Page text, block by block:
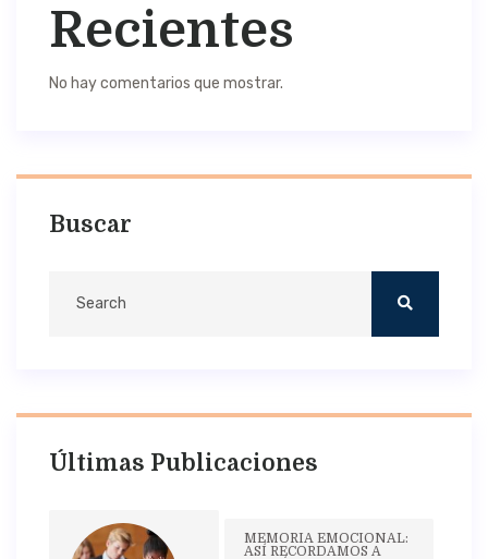
Recientes
No hay comentarios que mostrar.
Buscar
Últimas Publicaciones
MEMORIA EMOCIONAL:
ASÍ RECORDAMOS A